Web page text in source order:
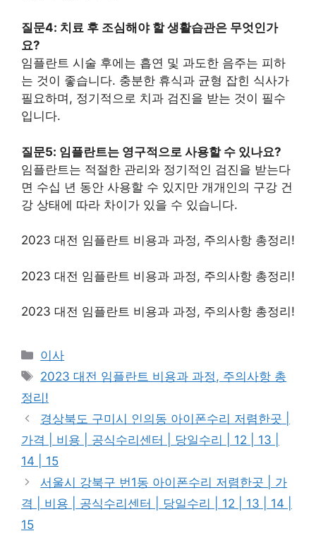
질문4: 치료 후 조심해야 할 생활습관은 무엇인가
요?
임플란트 시술 후에는 흡연 및 과도한 음주는 피하
는 것이 좋습니다. 충분한 휴식과 균형 잡힌 식사가
필요하며, 정기적으로 치과 검진을 받는 것이 필수
입니다.
질문5: 임플란트는 영구적으로 사용할 수 있나요?
임플란트는 적절한 관리와 정기적인 검진을 받는다
면 수십 년 동안 사용할 수 있지만 개개인의 구강 건
강 상태에 따라 차이가 있을 수 있습니다.
2023 대전 임플란트 비용과 과정, 주의사항 총정리!
2023 대전 임플란트 비용과 과정, 주의사항 총정리!
2023 대전 임플란트 비용과 과정, 주의사항 총정리!
카
테
리
이사
태
그
2023 대전 임플란트 비용과 과정, 주의사항 총
정리!
경상북도 구미시 인의동 아이폰수리 저렴한곳 |
가격 | 비용 | 공식수리센터 | 당일수리 | 12 | 13 |
14 | 15
서울시 강북구 번1동 아이폰수리 저렴한곳 | 가
격 | 비용 | 공식수리센터 | 당일수리 | 12 | 13 | 14 |
15